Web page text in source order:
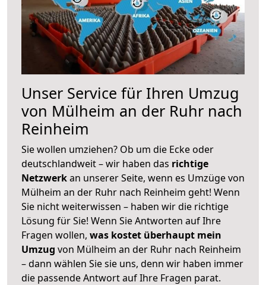
Unser Service für Ihren Umzug
von Mülheim an der Ruhr nach
Reinheim
Sie wollen umziehen? Ob um die Ecke oder
deutschlandweit – wir haben das richtige
Netzwerkan unserer Seite, wenn es Umzüge von
Mülheim an der Ruhr nach Reinheim geht! Wenn
Sie nicht weiterwissen – haben wir die richtige
Lösung für Sie! Wenn Sie Antworten auf Ihre
Fragen wollen, was kostet überhaupt mein
Umzug von Mülheim an der Ruhr nach Reinheim
– dann wählen Sie sie uns, denn wir haben immer
die passende Antwort auf Ihre Fragen parat.